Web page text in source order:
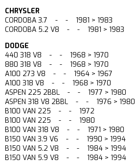
CHRYSLER
CORDOBA 3.7 - - 1981 > 1983
CORDOBA 5.2 V8 - - 1981 > 1983
DODGE
440 318 V8 - - 1968 > 1970
880 318 V8 - - 1968 > 1970
A100 273 V8 - - 1964 > 1967
A100 318 V8 - - 1968 > 1970
ASPEN 225 2BBL - - 1977 > 1980
ASPEN 318 V8 2BBL - - 1976 > 1980
B100 VAN 225 - - 1972
B100 VAN 225 - - 1980
B100 VAN 318 V8 - - 1971 > 1980
B150 VAN 3.9 V6 - - 1990 > 1994
B150 VAN 5.2 V8 - - 1984 > 1994
B150 VAN 5.9 V8 - - 1984 > 1994